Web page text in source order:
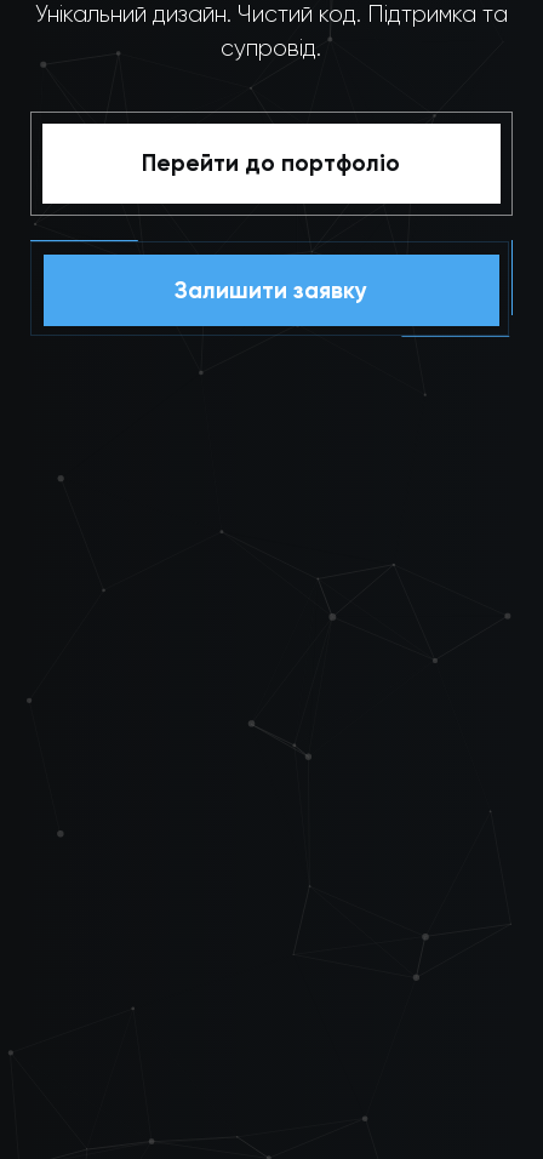
Унікальний дизайн. Чистий код. Підтримка та
супровід.
Перейти до портфоліо
Залишити заявку